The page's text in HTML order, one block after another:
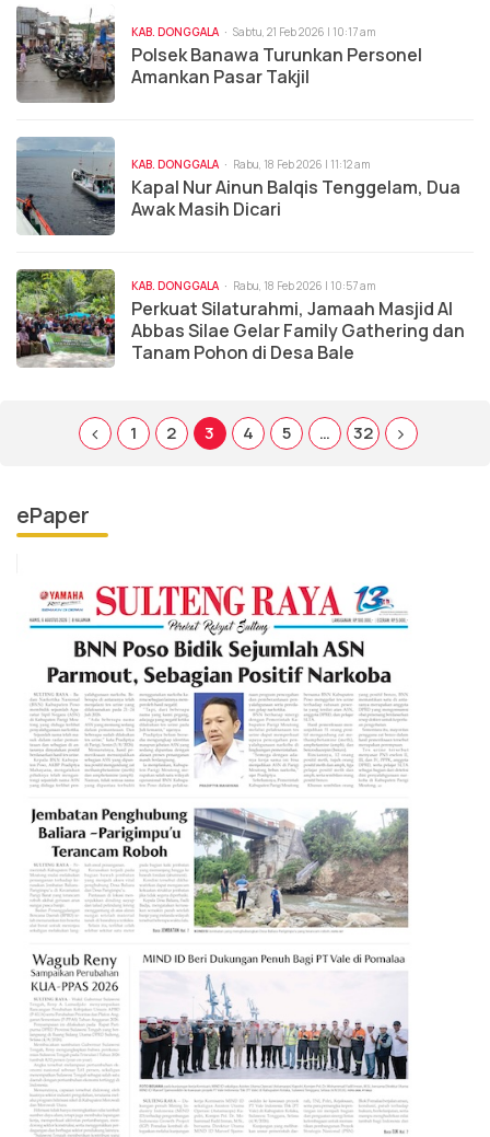
KAB. DONGGALA Sabtu, 21 Feb 2026 | 10:17 am
Polsek Banawa Turunkan Personel
Amankan Pasar Takjil
KAB. DONGGALA Rabu, 18 Feb 2026 | 11:12 am
Kapal Nur Ainun Balqis Tenggelam, Dua
Awak Masih Dicari
KAB. DONGGALA Rabu, 18 Feb 2026 | 10:57 am
Perkuat Silaturahmi, Jamaah Masjid Al
Abbas Silae Gelar Family Gathering dan
Tanam Pohon di Desa Bale
1 2 3 4 5 … 32
ePaper